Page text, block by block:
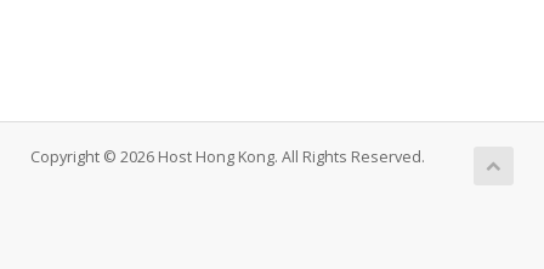
Copyright © 2026 Host Hong Kong. All Rights Reserved.